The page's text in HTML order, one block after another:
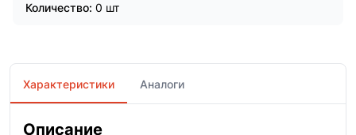
Количество: 0 шт
Характеристики Аналоги
Описание